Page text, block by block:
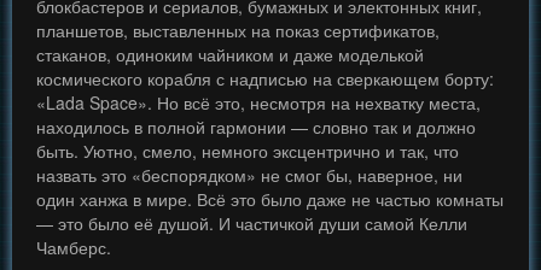
блокбастеров и сериалов, бумажных и электонных книг,
планшетов, выставленных на показ сертификатов,
стаканов, одиноким чайником и даже моделькой
космического корабля с надписью на сверкающем борту:
«Lada Space». Но всё это, несмотря на нехватку места,
находилось в полной гармонии — словно так и должно
быть. Уютно, смело, немного эксцентрично и так, что
назвать это «беспорядком» не смог бы, наверное, ни
один ханжа в мире. Всё это было даже не частью комнаты
— это было её душой. И частичкой души самой Келли
Чамберс.